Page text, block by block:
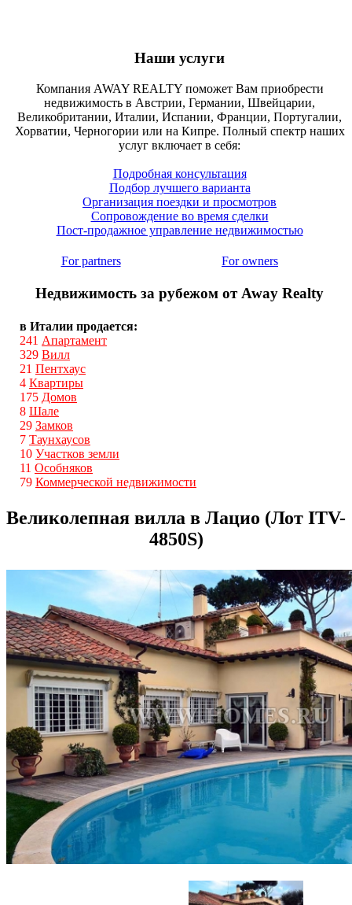
Наши услуги
Компания AWAY REALTY поможет Вам приобрести
недвижимость в Австрии, Германии, Швейцарии,
Великобритании, Италии, Испании, Франции, Португалии,
Хорватии, Черногории или на Кипре. Полный спектр наших
услуг включает в себя:
Подробная консультация
Подбор лучшего варианта
Организация поездки и просмотров
Сопровождение во время сделки
Пост-продажное управление недвижимостью
For partners For owners
Недвижимость за рубежом от Away Realty
в Италии продается:
241 Апартамент
329 Вилл
21 Пентхаус
4 Квартиры
175 Домов
8 Шале
29 Замков
7 Таунхаусов
10 Участков земли
11 Особняков
79 Коммерческой недвижимости
Великолепная вилла в Лацио (Лот ITV-
4850S)